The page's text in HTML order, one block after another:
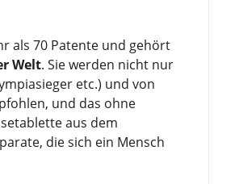
als 70 Patente und gehört
Welt. Sie werden nicht nur
etc.) und von
und das ohne
aus dem
die sich ein Mensch